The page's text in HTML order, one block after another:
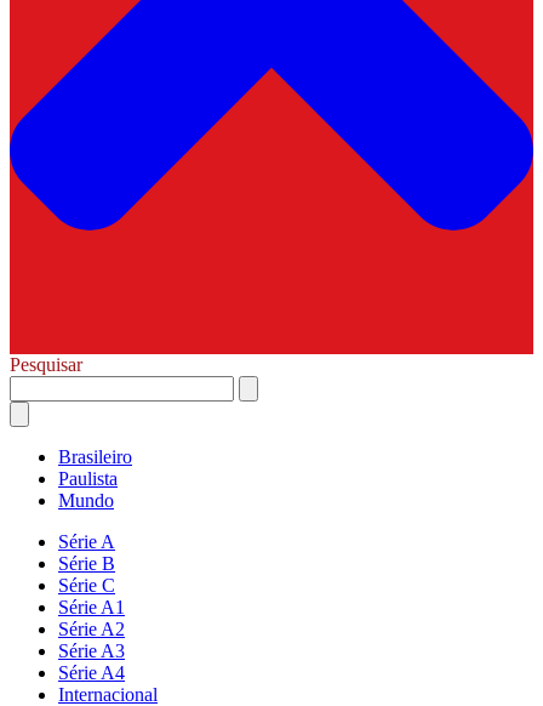
Pesquisar
Brasileiro
Paulista
Mundo
Série A
Série B
Série C
Série A1
Série A2
Série A3
Série A4
Internacional